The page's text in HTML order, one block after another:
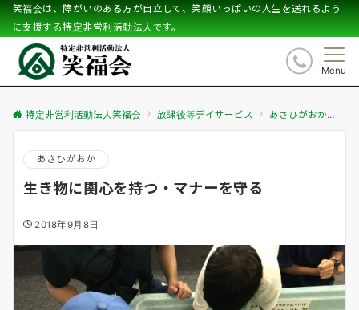
笑福会は、障がいのある方が自立して、笑顔いっぱいの人生を送れるよう
に支援する特定非営利活動法人です。
Menu
特定非営利活動法人笑福会 放課後等デイサービス あさひがおか
あさひがおか
生き物に関心を持つ・マナーを守る
2018年9月8日